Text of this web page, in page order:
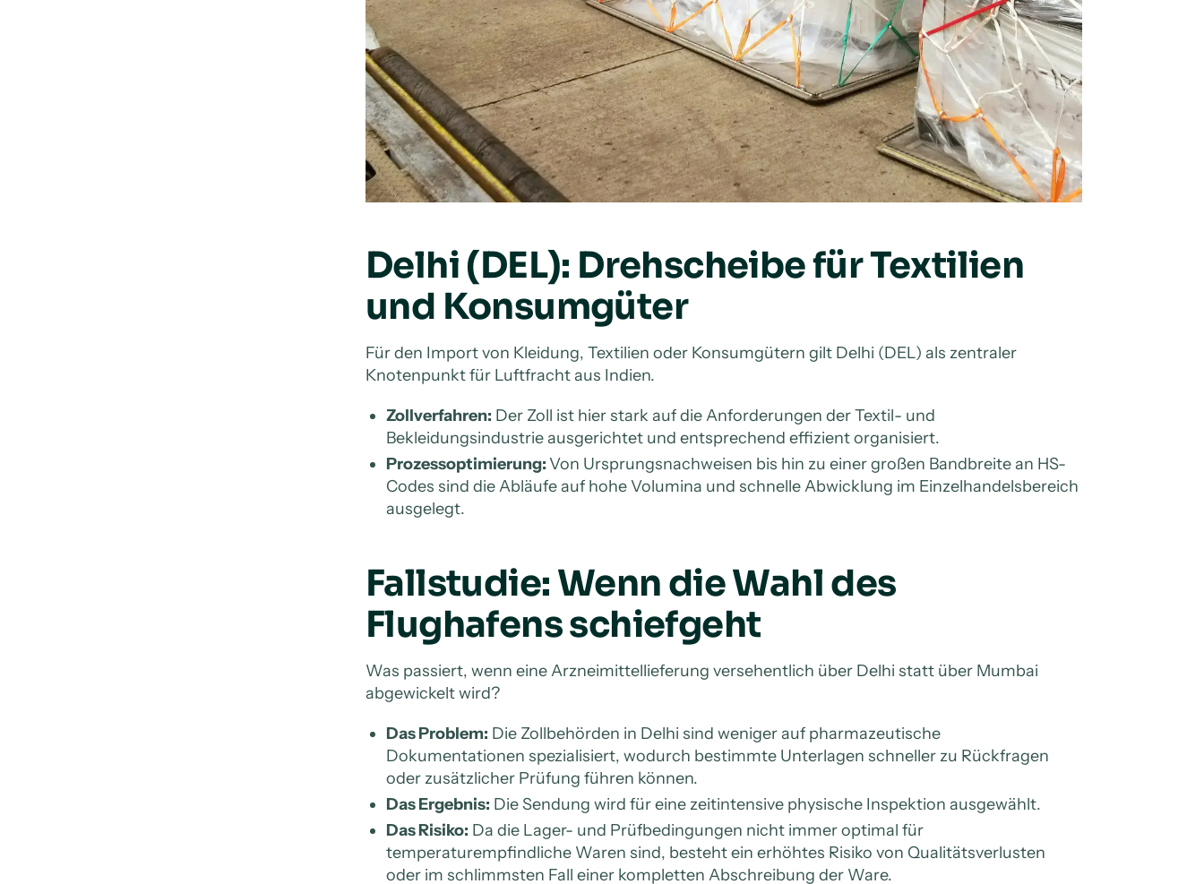
Delhi (DEL): Drehscheibe für Textilien
und Konsumgüter
Für den Import von Kleidung, Textilien oder Konsumgütern gilt Delhi (DEL) als zentraler
Knotenpunkt für Luftfracht aus Indien.
Zollverfahren: Der Zoll ist hier stark auf die Anforderungen der Textil- und
Bekleidungsindustrie ausgerichtet und entsprechend effizient organisiert.
Prozessoptimierung:Von Ursprungsnachweisen bis hin zu einer großen Bandbreite an HS-
Codes sind die Abläufe auf hohe Volumina und schnelle Abwicklung im Einzelhandelsbereich
ausgelegt.
Fallstudie: Wenn die Wahl des
Flughafens schiefgeht
Was passiert, wenn eine Arzneimittellieferung versehentlich über Delhi statt über Mumbai
abgewickelt wird?
Das Problem: Die Zollbehörden in Delhi sind weniger auf pharmazeutische
Dokumentationen spezialisiert, wodurch bestimmte Unterlagen schneller zu Rückfragen
oder zusätzlicher Prüfung führen können.
Das Ergebnis: Die Sendung wird für eine zeitintensive physische Inspektion ausgewählt.
Das Risiko: Da die Lager- und Prüfbedingungen nicht immer optimal für
temperaturempfindliche Waren sind, besteht ein erhöhtes Risiko von Qualitätsverlusten
oder im schlimmsten Fall einer kompletten Abschreibung der Ware.